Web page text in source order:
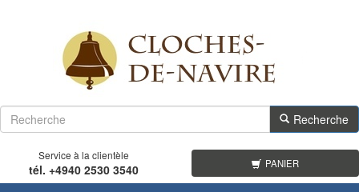
Recherche
Service à la clientèle
tél. +4940 2530 3540 PANIER